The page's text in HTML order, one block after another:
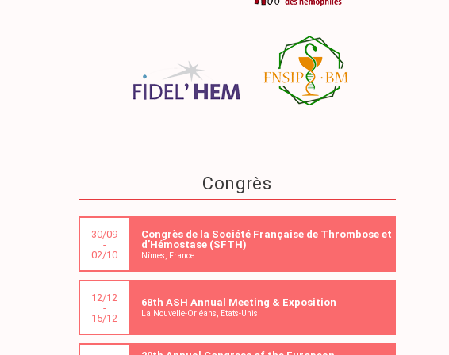
Congrès
30/09
-
02/10
Congrès de la Société Française de Thrombose et
d’Hémostase (SFTH)
Nîmes, France
12/12
-
15/12
68th ASH Annual Meeting & Exposition
La Nouvelle-Orléans, Etats-Unis